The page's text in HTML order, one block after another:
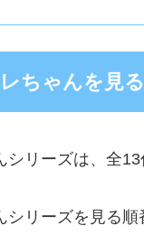
ちゃんを見
リーズは、全13
リーズを見る